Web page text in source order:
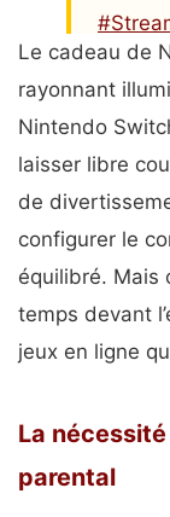
#Live
#Jeu
— IKA-
Le cadeau de
rayonnant
Nintendo
laisser libre
de
configurer le
équilibré. Mais
temps devant
jeux en ligne
La
parental